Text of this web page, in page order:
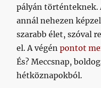
pályán
annál nehezen
szarabb élet, szóval
el. A végénpontot
És? Meccsnap,
hétköznapokból.